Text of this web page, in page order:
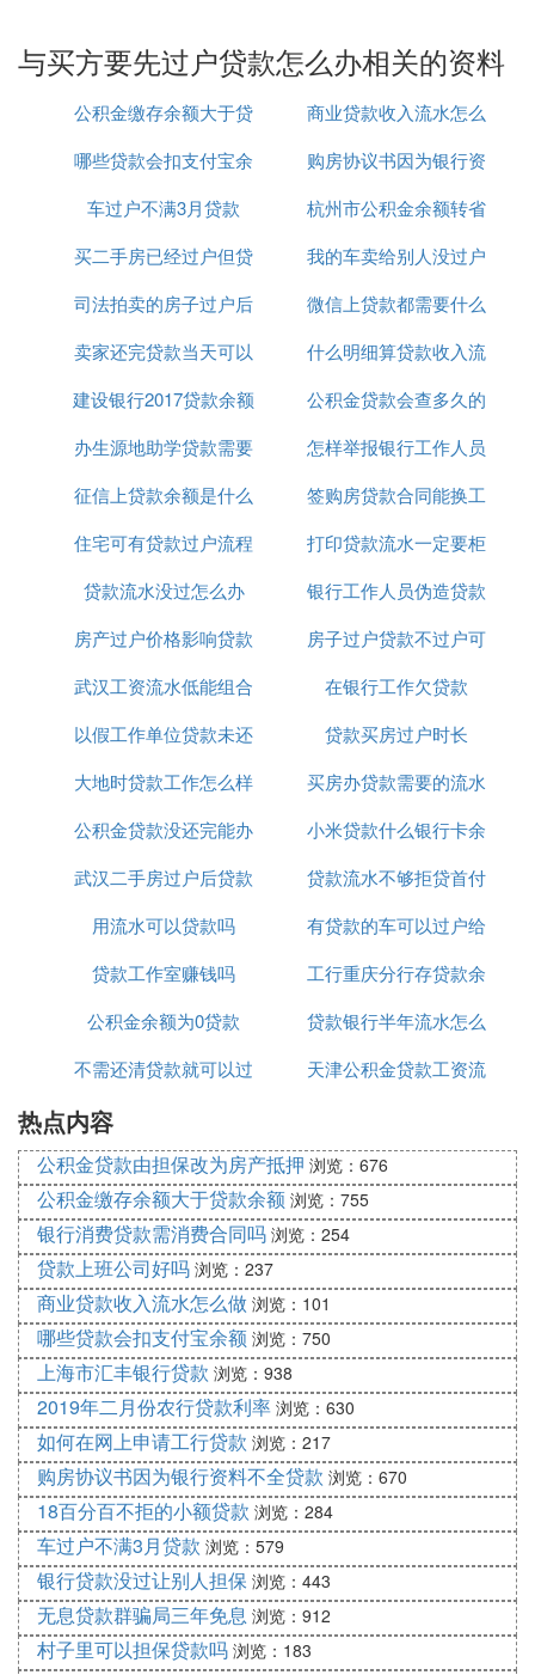
买家和卖家在交易过程中需要注意，银行的这种要求
并非无理取闹，而是为了保护各方的利益。买家应该
提前准备好银行要求的材料，以便顺利通过银行的初
步审核。同时，买家也需要了解整个交易流程，避免
总之，虽然银行要求先过户再贷款可能给买家带来一
些不便，但这是为了确保交易的安全性和贷款的可靠
性。买家和卖家应当积极配合，共同完成交易过程。
在整个过程中，买卖双方应当保持良好的沟通，及时
解决可能出现的问题。只有这样，才能确保交易顺利
此外，买家在准备贷款材料时，还需要注意材料的真
实性和完整性。一旦发现有误，应及时更正，以免影
响贷款审批进度。同时，买家还应了解自身信用状
况，提前进行必要的信用修复。
银行通常会提供详细的贷款流程指导，买家可以参考
会提供贷款咨询，帮助买家了解贷款条件和还款方
式，从而更好地规划自己的财务。
总之，二手房交易中，买家需要贷款时，银行要求先
过户再贷款的做法是为了确保交易的安全性和贷款的
可靠性。买家和卖家应当积极配合，共同完成交易过
程。同时，买家还应提前了解贷款流程，准备好相关
3. 是先过户再贷款还是先贷款再过户
有朋友曾问过我这样一个问题，即贷款买房是先过户
再贷款还是先贷款再过户，若先过了户，怎么能保证
贷款一定能下来，若先贷了款，不让我过户了怎么
一、
先贷款再过户。
不用担心上面提到的情况，因为有银行作为第三方存
在，可以开具贷款承诺书等证明文件，确认贷款审批
通过，卖方可放心将房屋过户给买方，于是双方办理
过户手续，等拿到房屋产权证后，银行再将贷款发放
至卖方指定账户。
就跟网购平台一样，都是先付款再发货，只有买家确
认收货了，平台才会将付款资金发放给卖家。
二、贷款买房过户办理流程
1、看房选定，签订房屋买卖合同，支付一定比例的
首付款;
2、向银行提出买房贷款申请，按银行要求提交申请
材料;
3、银行审批通过，联系申请人签订借款合同，开具
贷款承诺书等;
4、去房产交易中心办理产权过户手续，缴纳相关税
费及交易手续费，领取产权过户单;
5、等待20个工作日左右，凭过户单领取房屋产权
与买方要先过户贷款怎么办相关的资料
公积金缴存余额大于贷
款余额
商业贷款收入流水怎么
做
哪些贷款会扣支付宝余
额
购房协议书因为银行资
料不全贷款
车过户不满3月贷款
杭州市公积金余额转省
公积金贷款额度
买二手房已经过户但贷
款没批下来怎么办
我的车卖给别人没过户
他还给贷款了
司法拍卖的房子过户后
还能贷款
微信上贷款都需要什么
资料吗
卖家还完贷款当天可以
过户给买家吗
什么明细算贷款收入流
水
建设银行2017贷款余额
公积金贷款会查多久的
银行流水
办生源地助学贷款需要
什么资料
怎样举报银行工作人员
违规操作贷款
征信上贷款余额是什么
意思
签购房贷款合同能换工
作吗
住宅可有贷款过户流程
打印贷款流水一定要柜
台吗
贷款流水没过怎么办
银行工作人员伪造贷款
人签字
房产过户价格影响贷款
金额么
房子过户贷款不过户可
以不
武汉工资流水低能组合
贷款吗
在银行工作欠贷款
以假工作单位贷款未还
坐牢吗
贷款买房过户时长
大地时贷款工作怎么样
买房办贷款需要的流水
账哪能办
公积金贷款没还完能办
理离婚过户吗
小米贷款什么银行卡余
额
武汉二手房过户后贷款
到账
贷款流水不够拒贷首付
用流水可以贷款吗
有贷款的车可以过户给
我老婆么
贷款工作室赚钱吗
工行重庆分行存贷款余
额
公积金余额为0贷款
贷款银行半年流水怎么
打印
不需还清贷款就可以过
天津公积金贷款工资流
热点内容
公积金贷款由担保改为房产抵押 浏览：676
公积金缴存余额大于贷款余额 浏览：755
银行消费贷款需消费合同吗 浏览：254
贷款上班公司好吗 浏览：237
商业贷款收入流水怎么做 浏览：101
哪些贷款会扣支付宝余额 浏览：750
上海市汇丰银行贷款 浏览：938
2019年二月份农行贷款利率 浏览：630
如何在网上申请工行贷款 浏览：217
购房协议书因为银行资料不全贷款 浏览：670
18百分百不拒的小额贷款 浏览：284
车过户不满3月贷款 浏览：579
银行贷款没过让别人担保 浏览：443
无息贷款群骗局三年免息 浏览：912
村子里可以担保贷款吗 浏览：183